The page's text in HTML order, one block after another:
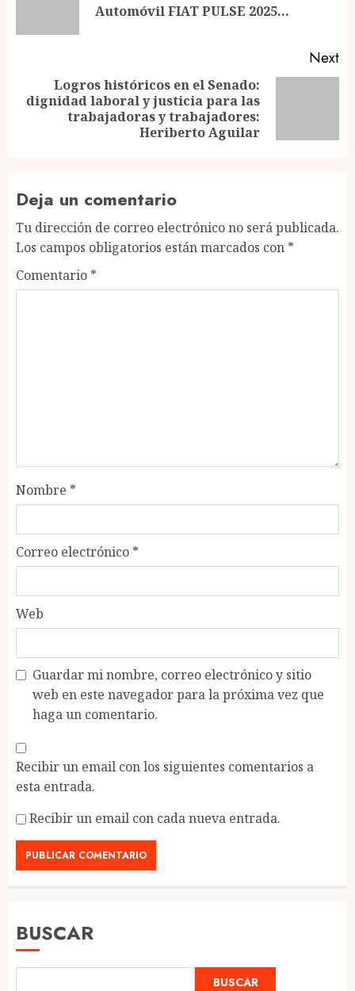
Automóvil FIAT PULSE 2025…
Next
Next
Logros históricos en el Senado:
dignidad laboral y justicia para las
trabajadoras y trabajadores:
Heriberto Aguilar
Deja un comentario
Tu dirección de correo electrónico no será publicada.
Los campos obligatorios están marcados con *
Comentario *
Nombre *
Correo electrónico *
Web
Guardar mi nombre, correo electrónico y sitio
web en este navegador para la próxima vez que
haga un comentario.
Recibir un email con los siguientes comentarios a
esta entrada.
Recibir un email con cada nueva entrada.
BUSCAR
BUSCAR